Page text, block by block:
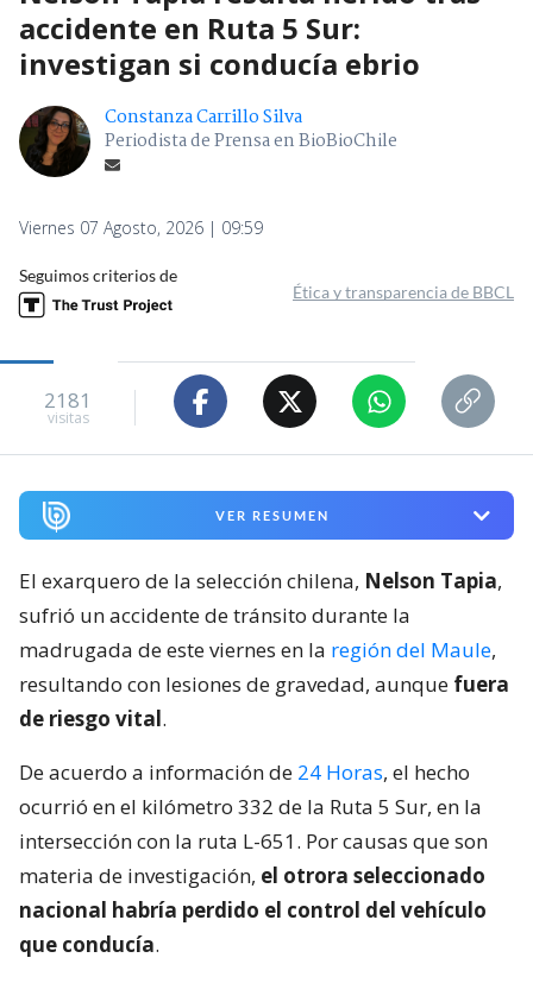
accidente en Ruta 5 Sur:
investigan si conducía ebrio
Constanza Carrillo Silva
Periodista de Prensa en BioBioChile
Viernes 07 Agosto, 2026 | 09:59
Seguimos criterios de
Ética y transparencia de BBCL
2181
visitas
VER RESUMEN
El exarquero de la selección chilena, Nelson Tapia,
sufrió un accidente de tránsito durante la
madrugada de este viernes en la región del Maule,
resultando con lesiones de gravedad, aunque fuera
de riesgo vital.
De acuerdo a información de 24 Horas, el hecho
ocurrió en el kilómetro 332 de la Ruta 5 Sur, en la
intersección con la ruta L-651. Por causas que son
materia de investigación, el otrora seleccionado
nacional habría perdido el control del vehículo
que conducía.